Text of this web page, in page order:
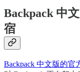
Backpack 中
宿
Backpack 中文版的官